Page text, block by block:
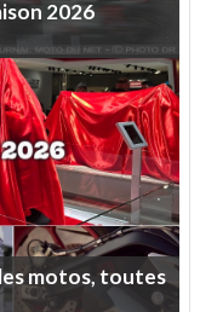
2026
lesmotos,toutes